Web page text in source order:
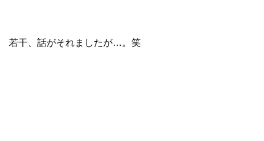
若干、話がそれましたが…。笑